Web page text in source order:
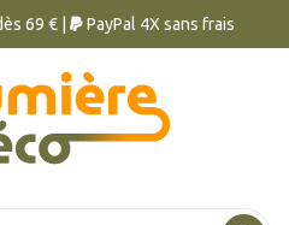
69 € | PayPal 4X sans frais